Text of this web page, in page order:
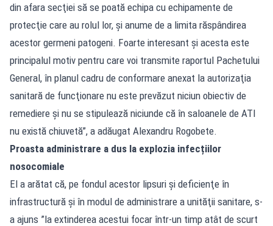
din afara secţiei să se poată echipa cu echipamente de
protecţie care au rolul lor, şi anume de a limita răspândirea
acestor germeni patogeni. Foarte interesant şi acesta este
principalul motiv pentru care voi transmite raportul Pachetului
General, în planul cadru de conformare anexat la autorizaţia
sanitară de funcţionare nu este prevăzut niciun obiectiv de
remediere şi nu se stipulează niciunde că în saloanele de ATI
nu există chiuvetă”, a adăugat Alexandru Rogobete.
Proasta administrare a dus la explozia infecțiilor
nosocomiale
El a arătat că, pe fondul acestor lipsuri şi deficienţe în
infrastructură şi în modul de administrare a unităţii sanitare, s-
a ajuns ”la extinderea acestui focar într-un timp atât de scurt